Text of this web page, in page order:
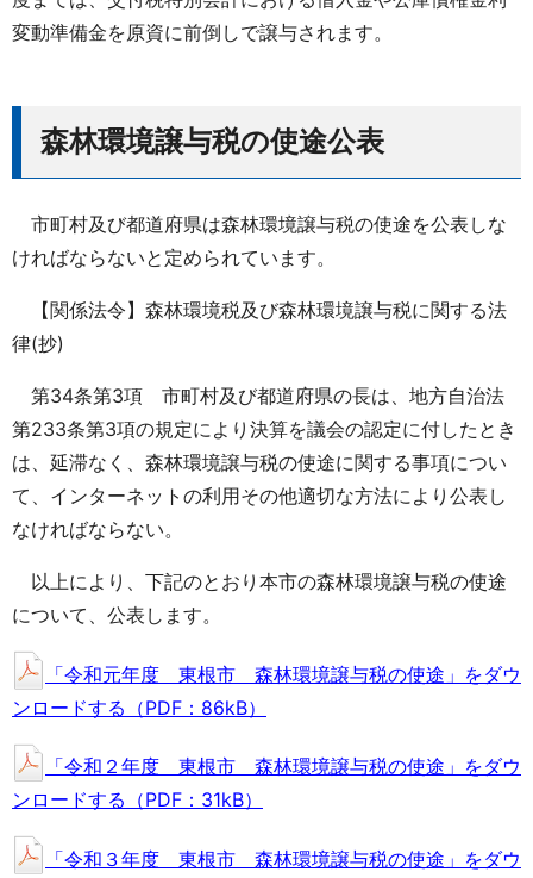
変動準備金を原資に前倒しで譲与されます。
森林環境譲与税の使途公表
市町村及び都道府県は森林環境譲与税の使途を公表しな
ければならないと定められています。
【関係法令】森林環境税及び森林環境譲与税に関する法
律(抄)
第34条第3項 市町村及び都道府県の長は、地方自治法
第233条第3項の規定により決算を議会の認定に付したとき
は、延滞なく、森林環境譲与税の使途に関する事項につい
て、インターネットの利用その他適切な方法により公表し
なければならない。
以上により、下記のとおり本市の森林環境譲与税の使途
について、公表します。
「令和元年度 東根市 森林環境譲与税の使途」をダウ
ンロードする（PDF：86kB）
「令和２年度 東根市 森林環境譲与税の使途」をダウ
ンロードする（PDF：31kB）
「令和３年度 東根市 森林環境譲与税の使途」をダウ